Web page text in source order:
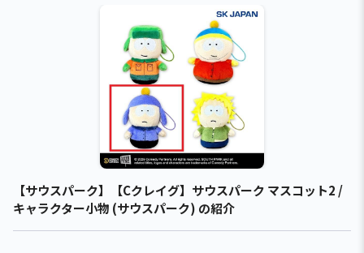
【サウスパーク】【Cクレイグ】サウスパーク マスコット2 /
キャラクター小物 (サウスパーク) の紹介